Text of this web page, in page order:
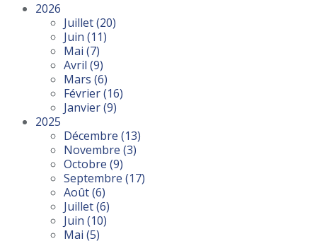
2026
Juillet(20)
Juin (11)
Mai (7)
Avril (9)
Mars (6)
Février(16)
Janvier(9)
2025
Décembre (13)
Novembre (3)
Octobre (9)
Septembre (17)
Août(6)
Juillet(6)
Juin (10)
Mai (5)